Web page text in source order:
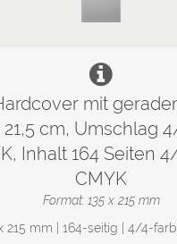
mit
21,5 cm, Umschlag
Inhalt 164 Seiten
CMYK
Format: 135 x 215 mm
215 mm | 164-seitig | 4/4-